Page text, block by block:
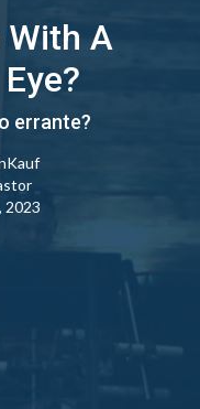
With A
errante?
2023